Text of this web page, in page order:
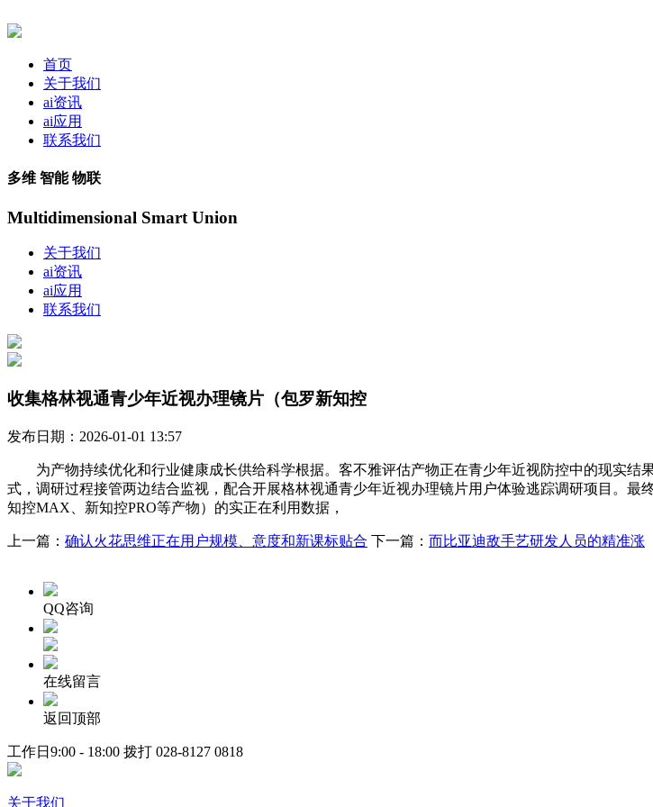
首页
关于我们
ai资讯
ai应用
联系我们
多维 智能 物联
Multidimensional Smart Union
关于我们
ai资讯
ai应用
联系我们
收集格林视通青少年近视办理镜片（包罗新知控
发布日期：2026-01-01 13:57
为产物持续优化和行业健康成长供给科学根据。客不雅评估产物正在青少年近视防控中的现实结
式，调研过程接管两边结合监视，配合开展格林视通青少年近视办理镜片用户体验逃踪调研项目。
知控MAX、新知控PRO等产物）的实正在利用数据，
上一篇： 确认火花思维正在用户规模、意度和新课标贴合 下一篇： 而比亚迪敌手艺研发人员的精准涨
QQ咨询
在线留言
返回顶部
工作日9:00 - 18:00 拨打 028-8127 0818
关于我们